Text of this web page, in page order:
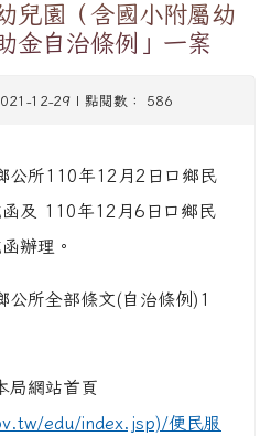
兒園（含國小附屬幼
金自治條例」一案
12-29 | 點閱數： 586
公所110年12月2日口鄉民
及 110年12月6日口鄉民
辦理。
公所全部條文(自治條例)1
局網站首頁
edu/index.jsp)/便民服